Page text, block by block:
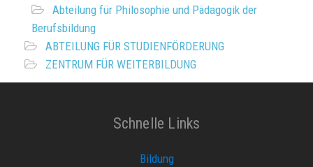
Abteilung für Philosophie und Pädagogik der
Berufsbildung
ABTEILUNG FÜR STUDIENFÖRDERUNG
ZENTRUM FÜR WEITERBILDUNG
Schnelle Links
Bildung